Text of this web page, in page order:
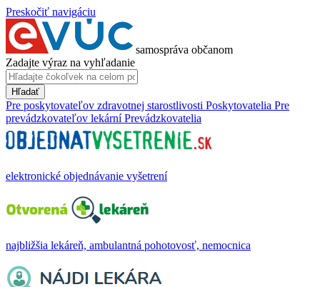
Preskočiť navigáciu
samospráva občanom
Zadajte výraz na vyhľadanie
Hľadať
Pre poskytovateľov zdravotnej starostlivosti Poskytovatelia Pre
prevádzkovateľov lekární Prevádzkovatelia
elektronické objednávanie vyšetrení
najbližšia lekáreň, ambulantná pohotovosť, nemocnica